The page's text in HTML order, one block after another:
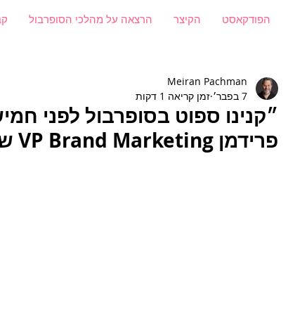
הרצאה על מהלכי הסופרבול הקיצר הפודקאסט
״קנינו ספוט בסופרבול לפני
פרידמן VP Brand Marketing של Artlist
Meiran Pachman
7 בפבר׳
זמן קריאה 1 דקות